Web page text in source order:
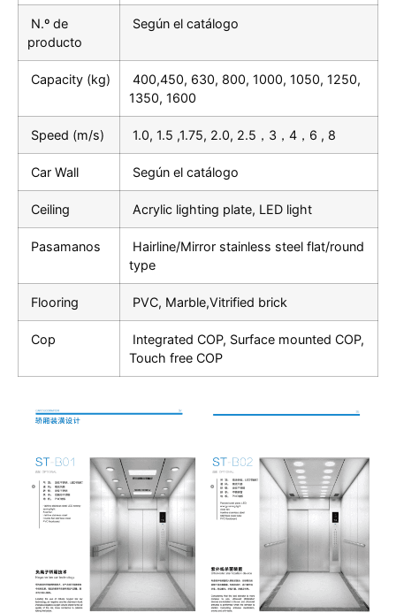
N.º de
producto
Según el catálogo
Capacity (kg)
400,450, 630, 800, 1000, 1050, 1250,
1350, 1600
Speed (m/s) 1.0, 1.5 ,1.75, 2.0, 2.5，3，4，6 , 8
Car Wall Según el catálogo
Ceiling Acrylic lighting plate, LED light
Pasamanos
Hairline/Mirror stainless steel flat/round
type
Flooring PVC, Marble,Vitrified brick
Cop
Integrated COP, Surface mounted COP,
Touch free COP